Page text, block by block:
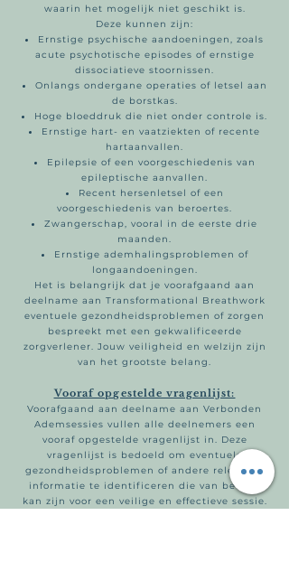
waarin het mogelijk niet geschikt is.
Deze kunnen zijn:
Ernstige psychische aandoeningen, zoals
acute psychotische episodes of ernstige
dissociatieve stoornissen.
Onlangs ondergane operaties of letsel aan
de borstkas.
Hoge bloeddruk die niet onder controle is.
Ernstige hart- en vaatziekten of recente
hartaanvallen.
Epilepsie of een voorgeschiedenis van
epileptische aanvallen.
Recent hersenletsel of een
voorgeschiedenis van beroertes.
Zwangerschap, vooral in de eerste drie
maanden.
Ernstige ademhalingsproblemen of
longaandoeningen.
Het is belangrijk dat je voorafgaand aan
deelname aan Transformational Breathwork
eventuele gezondheidsproblemen of zorgen
bespreekt met een gekwalificeerde
zorgverlener. Jouw veiligheid en welzijn zijn
van het grootste belang.
Vooraf opgestelde vragenlijst:
Voorafgaand aan deelname aan Verbonden
Ademsessies vullen alle deelnemers een
vooraf opgestelde vragenlijst in. Deze
vragenlijst is bedoeld om eventuele
gezondheidsproblemen of andere relevante
informatie te identificeren die van belang
kan zijn voor een veilige en effectieve sessie.